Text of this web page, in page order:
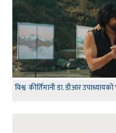
विश्व कीर्तिमानी डा. डीआर